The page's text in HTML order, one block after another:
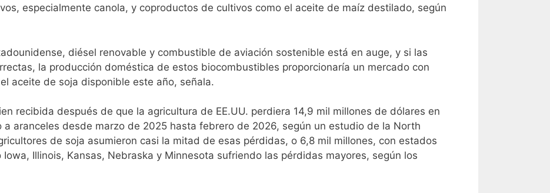
especialmente canola, y coproductos de cultivos como el aceite de maíz destilado, según
diésel renovable y combustible de aviación sostenible está en auge, y si las
la producción doméstica de estos biocombustibles proporcionaría un mercado con
aceite de soja disponible este año, señala.
recibida después de que la agricultura de EE.UU. perdiera 14,9 mil millones de dólares en
aranceles desde marzo de 2025 hasta febrero de 2026, según un estudio de la North
de soja asumieron casi la mitad de esas pérdidas, o 6,8 mil millones, con estados
Illinois, Kansas, Nebraska y Minnesota sufriendo las pérdidas mayores, según los